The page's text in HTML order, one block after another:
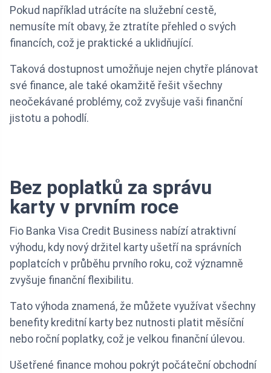
Pokud například utrácíte na služební cestě,
nemusíte mít obavy, že ztratíte přehled o svých
financích, což je praktické a uklidňující.
Taková dostupnost umožňuje nejen chytře plánovat
své finance, ale také okamžitě řešit všechny
neočekávané problémy, což zvyšuje vaši finanční
jistotu a pohodlí.
Bez poplatků za správu
karty v prvním roce
Fio Banka Visa Credit Business nabízí atraktivní
výhodu, kdy nový držitel karty ušetří na správních
poplatcích v průběhu prvního roku, což významně
zvyšuje finanční flexibilitu.
Tato výhoda znamená, že můžete využívat všechny
benefity kreditní karty bez nutnosti platit měsíční
nebo roční poplatky, což je velkou finanční úlevou.
Ušetřené finance mohou pokrýt počáteční obchodní